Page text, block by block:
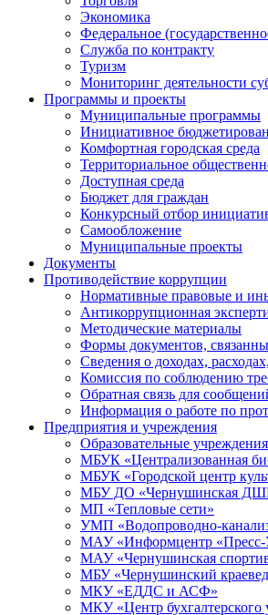
Экономика
Федеральное
Служба по контракту
Туризм
Мониторинг деятельности
Программы и проекты
Муниципальные программы
Инициативное
Комфортная городская среда
Территориальное
Доступная среда
Бюджет для граждан
Конкурсный отбор
Самообложение
Муниципальные проекты
Документы
Противодействие коррупции
Нормативные правовые и
Антикоррупционная
Методические материалы
Формы документов,
Сведения о доходах,
Комиссия по соблюдению
Обратная связь для
Информация о работе по
Предприятия и учреждения
Образовательные учреждения
МБУК «Централизованная
МБУК «Городской центр
МБУ ДО «Чернушинская
МП «Тепловые сети»
УМП «Водопроводно-
МАУ «Информцентр «Пресс-
МАУ «Чернушинская
МБУ «Чернушинский
МКУ «ЕДДС и АСФ»
МКУ «Центр бухгалтерского